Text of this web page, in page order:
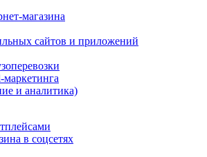
магазина
сайтов и приложений
и аналитика)
в соцсетях